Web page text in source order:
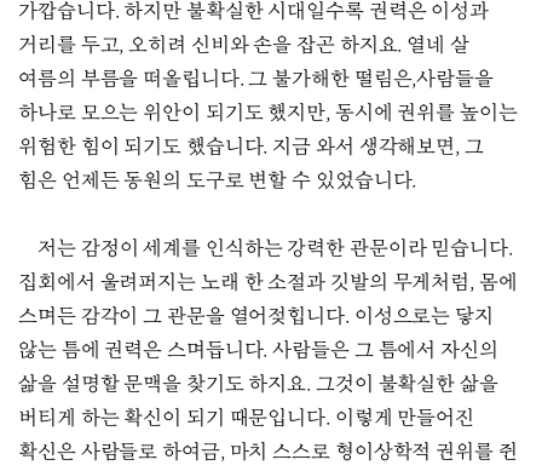
가깝습니다. 하지만 불확실한 시대일수록 권력은 이성과
거리를 두고, 오히려 신비와 손을 잡곤 하지요. 열네 살
여름의 부름을 떠올립니다. 그 불가해한 떨림은,사람들을
하나로 모으는 위안이 되기도 했지만, 동시에 권위를 높이는
위험한 힘이 되기도 했습니다. 지금 와서 생각해보면, 그
힘은 언제든 동원의 도구로 변할 수 있었습니다.
저는 감정이 세계를 인식하는 강력한 관문이라 믿습니다.
집회에서 울려퍼지는 노래 한 소절과 깃발의 무게처럼, 몸에
스며든 감각이 그 관문을 열어젖힙니다. 이성으로는 닿지
않는 틈에 권력은 스며듭니다. 사람들은 그 틈에서 자신의
삶을 설명할 문맥을 찾기도 하지요. 그것이 불확실한 삶을
버티게 하는 확신이 되기 때문입니다. 이렇게 만들어진
확신은 사람들로 하여금, 마치 스스로 형이상학적 권위를 쥔